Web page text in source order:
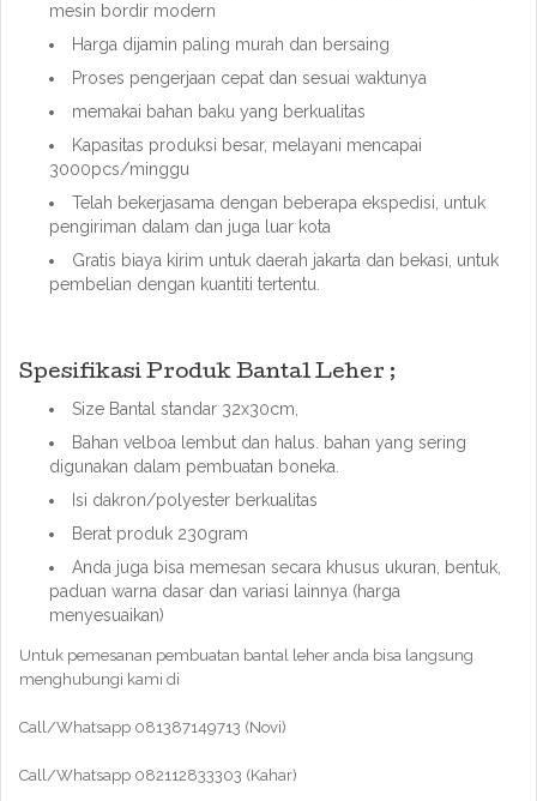
mesin bordir modern
Harga dijamin paling murah dan bersaing
Proses pengerjaan cepat dan sesuai waktunya
memakai bahan baku yang berkualitas
Kapasitas produksi besar, melayani mencapai
3000pcs/minggu
Telah bekerjasama dengan beberapa ekspedisi, untuk
pengiriman dalam dan juga luar kota
Gratis biaya kirim untuk daerah jakarta dan bekasi, untuk
pembelian dengan kuantiti tertentu.
Spesifikasi Produk Bantal Leher ;
Size Bantal standar 32x30cm,
Bahan velboa lembut dan halus. bahan yang sering
digunakan dalam pembuatan boneka.
Isi dakron/polyester berkualitas
Berat produk 230gram
Anda juga bisa memesan secara khusus ukuran, bentuk,
paduan warna dasar dan variasi lainnya (harga
menyesuaikan)
Untuk pemesanan pembuatan bantal leher anda bisa langsung
menghubungi kami di
Call/Whatsapp 081387149713 (Novi)
Call/Whatsapp 082112833303 (Kahar)